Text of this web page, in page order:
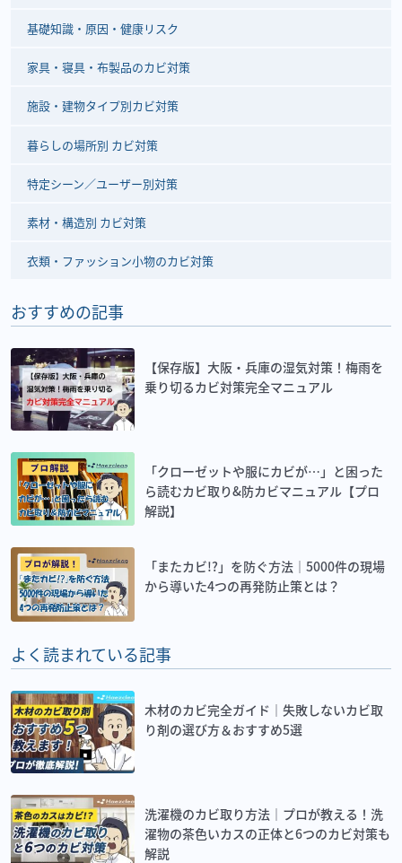
基礎知識・原因・健康リスク
家具・寝具・布製品のカビ対策
施設・建物タイプ別カビ対策
暮らしの場所別 カビ対策
特定シーン／ユーザー別対策
素材・構造別 カビ対策
衣類・ファッション小物のカビ対策
おすすめの記事
【保存版】大阪・兵庫の湿気対策！梅雨を
乗り切るカビ対策完全マニュアル
「クローゼットや服にカビが…」と困った
ら読むカビ取り&防カビマニュアル【プロ
解説】
「またカビ!?」を防ぐ方法｜5000件の現場
から導いた4つの再発防止策とは？
よく読まれている記事
木材のカビ完全ガイド｜失敗しないカビ取
り剤の選び方＆おすすめ5選
洗濯機のカビ取り方法｜プロが教える！洗
濯物の茶色いカスの正体と6つのカビ対策も
解説